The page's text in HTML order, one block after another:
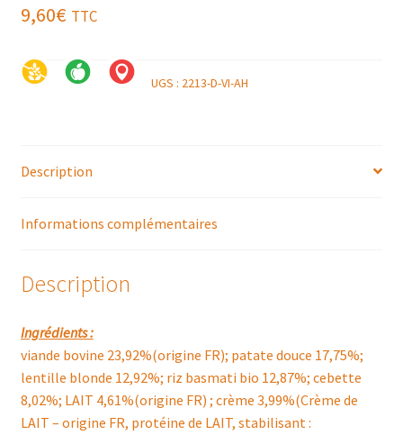
9,60€ TTC
UGS : 2213-D-VI-AH
Description
Informations complémentaires
Description
Ingrédients :
viande bovine 23,92%(origine FR); patate douce 17,75%;
lentille blonde 12,92%; riz basmati bio 12,87%; cebette
8,02%; LAIT 4,61%(origine FR) ; crème 3,99%(Crème de
LAIT – origine FR, protéine de LAIT, stabilisant :